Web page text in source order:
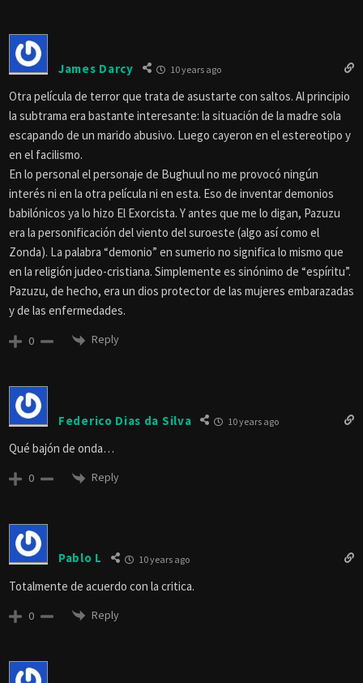
James Darcy 10 years ago
Otra película de terror que trata de asustarte con saltos. Al principio
la subtrama era bastante interesante: la situación de la madre sola
escapando de un marido abusivo. Luego cayeron en el estereotipo y
en el facilismo.
En lo personal el personaje de Bughuul no me provocó ningún
interés ni en la otra película ni en esta. Eso de inventar demonios
babilónicos ya lo hizo El Exorcista. Y antes que me lo digan, Pazuzu
era la personificación del viento del suroeste (algo así como el
Zonda). La palabra “demonio” en sumerio no significa lo mismo que
en la religión judeo-cristiana. Simplemente es sinónimo de “espíritu”.
Pazuzu, de hecho, era un dios protector de las mujeres embarazadas
y de las enfermedades.
0 Reply
Federico Dias da Silva 10 years ago
Qué bajón de onda…
0 Reply
Pablo L 10 years ago
Totalmente de acuerdo con la critica.
0 Reply